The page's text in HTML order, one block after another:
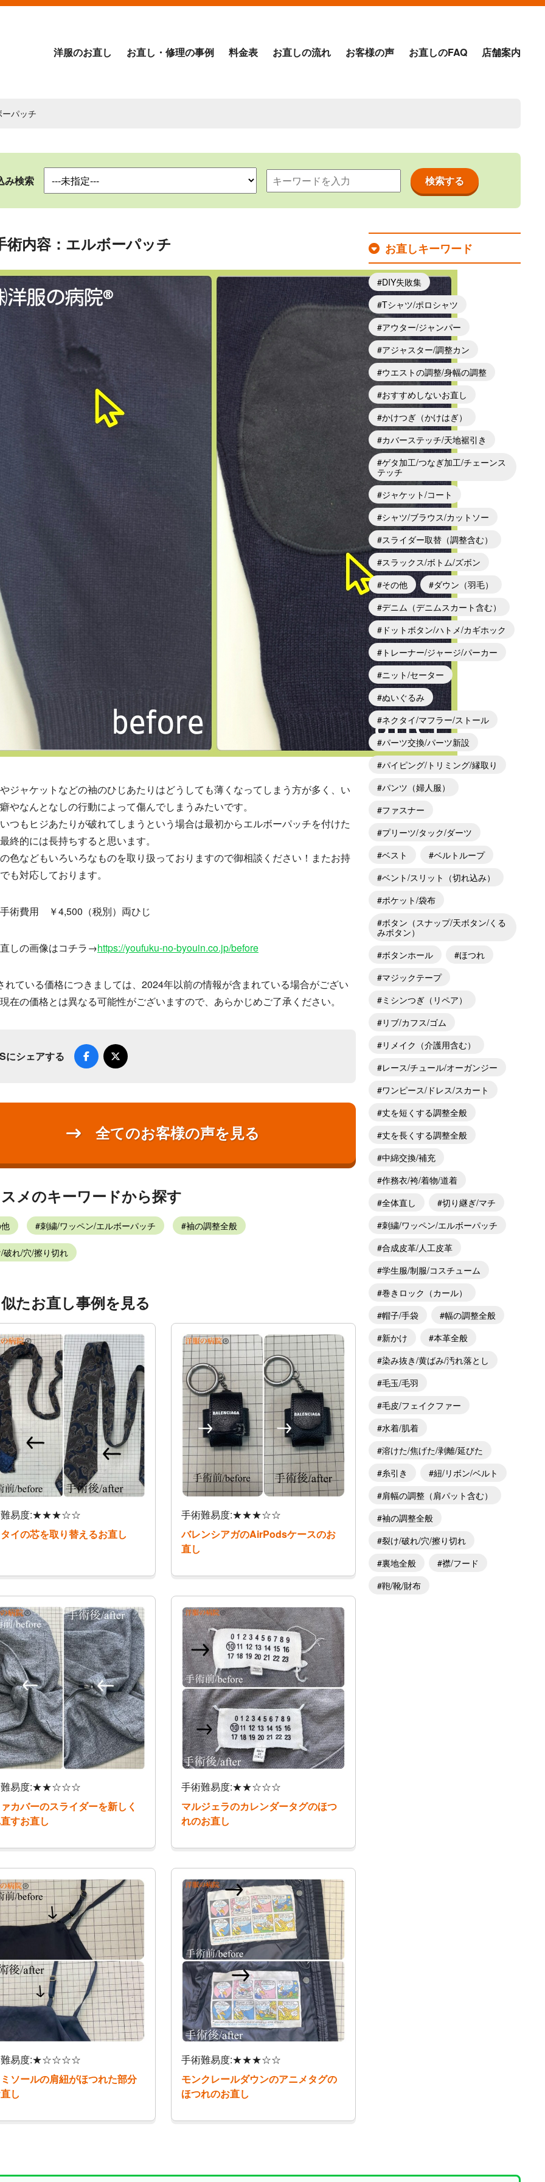
洋服のお直し お直し・修理の事例 料金表 お直しの流れ お客様の声 お直しのFAQ 店舗案内
パッチ
み検索
術内容：エルボーパッチ
ジャケットなどの袖のひじあたりはどうしても薄くなってしまう方が多く、い
やなんとなしの行動によって傷んでしまうみたいです。
つもヒジあたりが破れてしまうという場合は最初からエルボーパッチを付けた
終的には長持ちすると思います。
色などもいろいろなものを取り扱っておりますので御相談ください！またお持
も対応しております。
術費用 ￥4,500（税別）両ひじ
しの画像はコチラ→https://youfuku-no-byouin.co.jp/before
れている価格につきましては、2024年以前の情報が含まれている場合がござい
在の価格とは異なる可能性がございますので、あらかじめご了承ください。
にシェアする
全てのお客様の声を見る
メのキーワードから探す
刺繍/ワッペン/エルボーパッチ 袖の調整全般
破れ/穴/擦り切れ
たお直し事例を見る
難易度:★★★☆☆
イの芯を取り替えるお直し
手術難易度:★★★☆☆
バレンシアガのAirPodsケースのお
直し
難易度:★★☆☆☆
カバーのスライダーを新しく
すお直し
手術難易度:★★☆☆☆
マルジェラのカレンダータグのほつ
れのお直し
難易度:★☆☆☆☆
ソールの肩紐がほつれた部分
し
手術難易度:★★★☆☆
モンクレールダウンのアニメタグの
ほつれのお直し
お直しキーワード
DIY失敗集
Tシャツ/ポロシャツ
アウター/ジャンパー
アジャスター/調整カン
ウエストの調整/身幅の調整
おすすめしないお直し
かけつぎ（かけはぎ）
カバーステッチ/天地裾引き
ゲタ加工/つなぎ加工/チェーンス
テッチ
ジャケット/コート
シャツ/ブラウス/カットソー
スライダー取替（調整含む）
スラックス/ボトム/ズボン
その他
ダウン（羽毛）
デニム（デニムスカート含む）
ドットボタン/ハトメ/カギホック
トレーナー/ジャージ/パーカー
ニット/セーター
ぬいぐるみ
ネクタイ/マフラー/ストール
パーツ交換/パーツ新設
パイピング/トリミング/縁取り
パンツ（婦人服）
ファスナー
プリーツ/タック/ダーツ
ベスト
ベルトループ
ベント/スリット（切れ込み）
ポケット/袋布
ボタン（スナップ/天ボタン/くる
みボタン）
ボタンホール
ほつれ
マジックテープ
ミシンつぎ（リペア）
リブ/カフス/ゴム
リメイク（介護用含む）
レース/チュール/オーガンジー
ワンピース/ドレス/スカート
丈を短くする調整全般
丈を長くする調整全般
中綿交換/補充
作務衣/袴/着物/道着
全体直し
切り継ぎ/マチ
刺繍/ワッペン/エルボーパッチ
合成皮革/人工皮革
学生服/制服/コスチューム
巻きロック（カール）
帽子/手袋
幅の調整全般
新かけ
本革全般
染み抜き/黄ばみ/汚れ落とし
毛玉/毛羽
毛皮/フェイクファー
水着/肌着
溶けた/焦げた/剥離/延びた
糸引き
紐/リボン/ベルト
肩幅の調整（肩パット含む）
袖の調整全般
裂け/破れ/穴/擦り切れ
裏地全般
襟/フード
鞄/靴/財布